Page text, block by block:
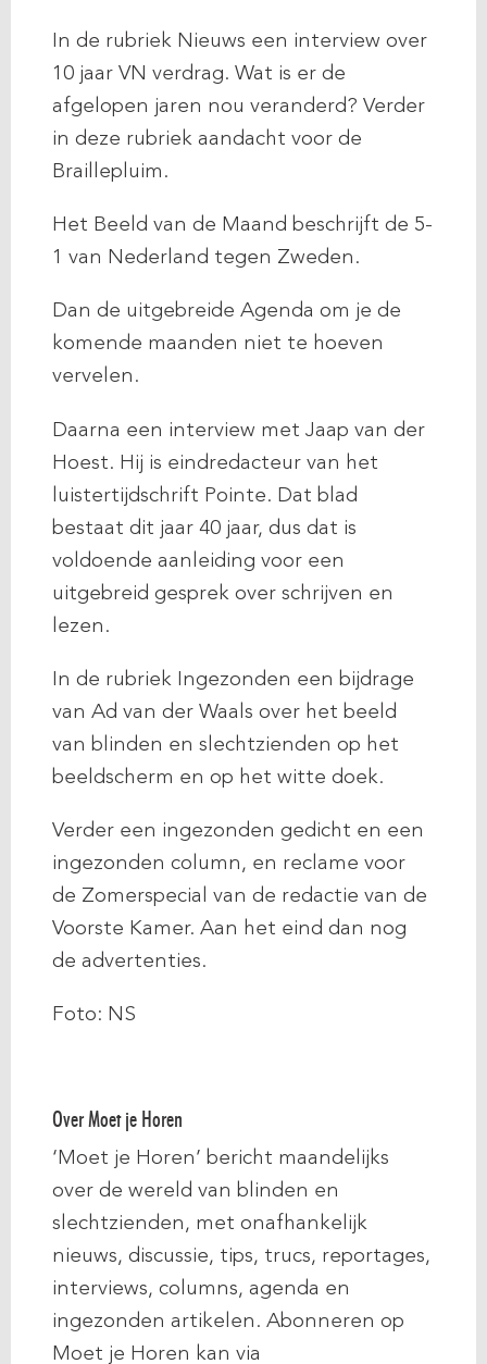
In de rubriek Nieuws een interview over
10 jaar VN verdrag. Wat is er de
afgelopen jaren nou veranderd? Verder
in deze rubriek aandacht voor de
Braillepluim.
Het Beeld van de Maand beschrijft de 5-
1 van Nederland tegen Zweden.
Dan de uitgebreide Agenda om je de
komende maanden niet te hoeven
vervelen.
Daarna een interview met Jaap van der
Hoest. Hij is eindredacteur van het
luistertijdschrift Pointe. Dat blad
bestaat dit jaar 40 jaar, dus dat is
voldoende aanleiding voor een
uitgebreid gesprek over schrijven en
lezen.
In de rubriek Ingezonden een bijdrage
van Ad van der Waals over het beeld
van blinden en slechtzienden op het
beeldscherm en op het witte doek.
Verder een ingezonden gedicht en een
ingezonden column, en reclame voor
de Zomerspecial van de redactie van de
Voorste Kamer. Aan het eind dan nog
de advertenties.
Foto: NS
Over Moet je Horen
‘Moet je Horen’ bericht maandelijks
over de wereld van blinden en
slechtzienden, met onafhankelijk
nieuws, discussie, tips, trucs, reportages,
interviews, columns, agenda en
ingezonden artikelen. Abonneren op
Moet je Horen kan via